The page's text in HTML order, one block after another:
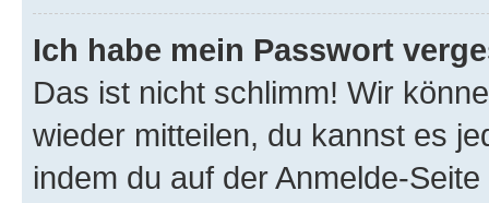
Ich habe mein Passwort
Das ist nicht schlimm! Wir
wieder mitteilen, du kannst es
indem du auf der Anmelde-